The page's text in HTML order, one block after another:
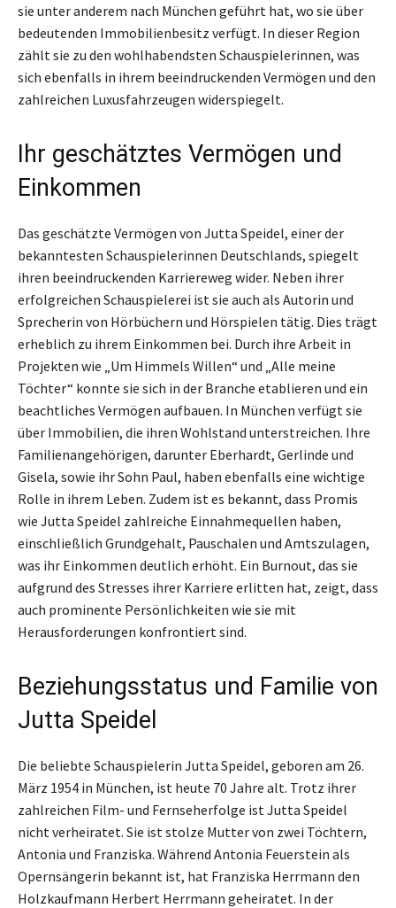
sie unter anderem nach München geführt hat, wo sie über
bedeutenden Immobilienbesitz verfügt. In dieser Region
zählt sie zu den wohlhabendsten Schauspielerinnen, was
sich ebenfalls in ihrem beeindruckenden Vermögen und den
zahlreichen Luxusfahrzeugen widerspiegelt.
Ihr geschätztes Vermögen und
Einkommen
Das geschätzte Vermögen von Jutta Speidel, einer der
bekanntesten Schauspielerinnen Deutschlands, spiegelt
ihren beeindruckenden Karriereweg wider. Neben ihrer
erfolgreichen Schauspielerei ist sie auch als Autorin und
Sprecherin von Hörbüchern und Hörspielen tätig. Dies trägt
erheblich zu ihrem Einkommen bei. Durch ihre Arbeit in
Projekten wie „Um Himmels Willen“ und „Alle meine
Töchter“ konnte sie sich in der Branche etablieren und ein
beachtliches Vermögen aufbauen. In München verfügt sie
über Immobilien, die ihren Wohlstand unterstreichen. Ihre
Familienangehörigen, darunter Eberhardt, Gerlinde und
Gisela, sowie ihr Sohn Paul, haben ebenfalls eine wichtige
Rolle in ihrem Leben. Zudem ist es bekannt, dass Promis
wie Jutta Speidel zahlreiche Einnahmequellen haben,
einschließlich Grundgehalt, Pauschalen und Amtszulagen,
was ihr Einkommen deutlich erhöht. Ein Burnout, das sie
aufgrund des Stresses ihrer Karriere erlitten hat, zeigt, dass
auch prominente Persönlichkeiten wie sie mit
Herausforderungen konfrontiert sind.
Beziehungsstatus und Familie von
Jutta Speidel
Die beliebte Schauspielerin Jutta Speidel, geboren am 26.
März 1954 in München, ist heute 70 Jahre alt. Trotz ihrer
zahlreichen Film- und Fernseherfolge ist Jutta Speidel
nicht verheiratet. Sie ist stolze Mutter von zwei Töchtern,
Antonia und Franziska. Während Antonia Feuerstein als
Opernsängerin bekannt ist, hat Franziska Herrmann den
Holzkaufmann Herbert Herrmann geheiratet. In der